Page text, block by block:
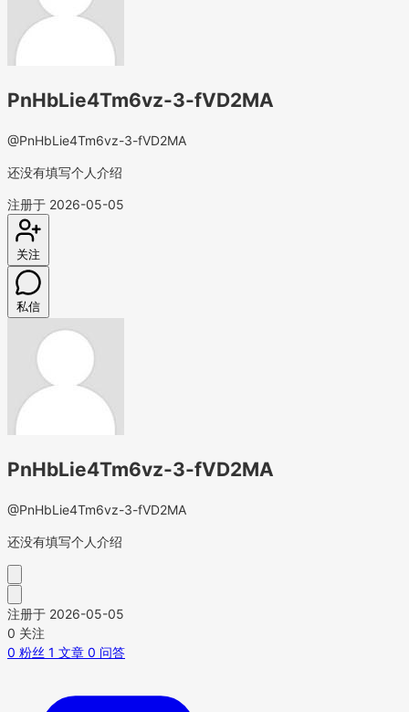
PnHbLie4Tm6vz-3-fVD2MA
@PnHbLie4Tm6vz-3-fVD2MA
还没有填写个人介绍
注册于 2026-05-05
关注
私信
PnHbLie4Tm6vz-3-fVD2MA
@PnHbLie4Tm6vz-3-fVD2MA
还没有填写个人介绍
注册于 2026-05-05
0 关注
0 粉丝 1 文章 0 问答